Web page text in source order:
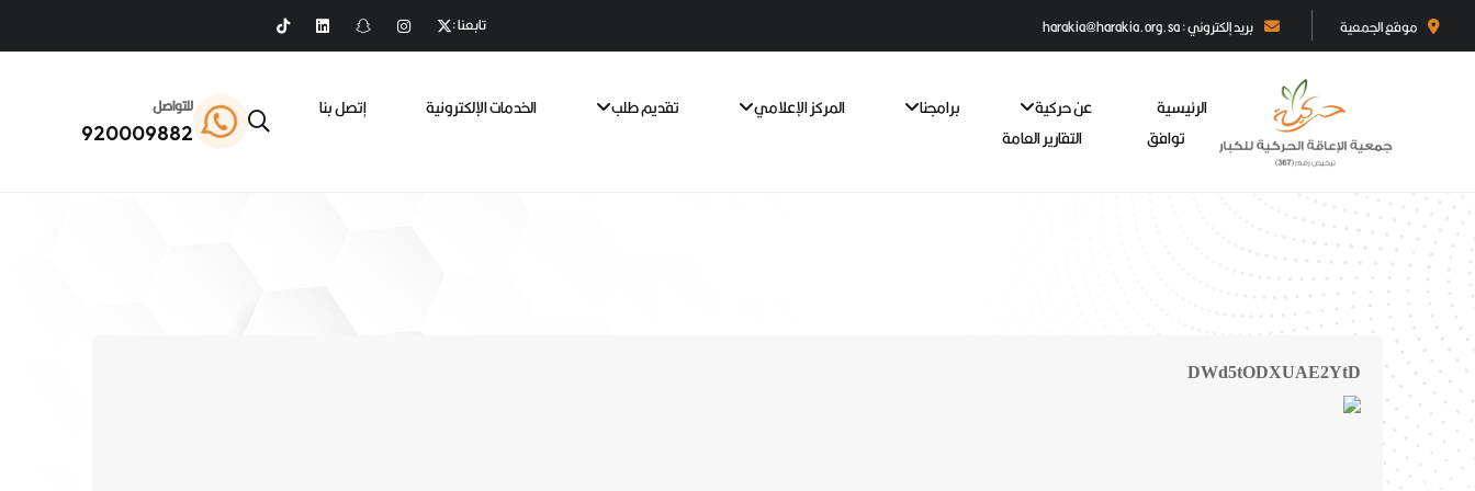
موقع الجمعية بريد إلكتروني : harakia@harakia.org.sa تابعنا :
الرئيسية عن حركية برامجنا المركز الإعلامي تقديم طلب الخدمات الإلكترونية
إتصل بنا
توافق
التقارير العامة
للتواصل
920009882
DWd5tODXUAE2YtD